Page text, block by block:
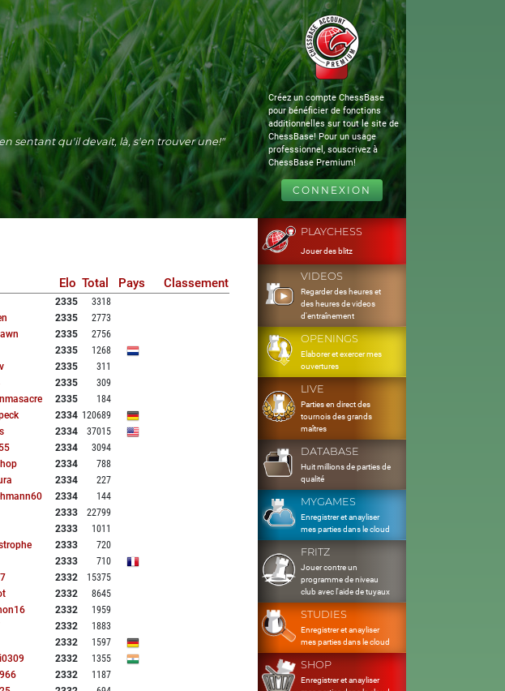
sentant qu'il devait, là, s'en trouver une!"
Créez un compte ChessBase
pour bénéficier de fonctions
additionnelles sur tout le site de
ChessBase! Pour un usage
professionnel, souscrivez à
ChessBase Premium!
CONNEXION
Elo Total Pays Classement
2335
3318
2335
2773
2335
2756
2335
1268
2335
311
2335
309
2335
184
2334 120689
2334
37015
2334
3094
2334
788
2334
227
2334
144
2333
22799
2333
1011
2333
720
2333
710
2332
15375
2332
8645
2332
1959
2332
1883
2332
1597
2332
1355
2332
1187
PLAYCHESS
Jouer des blitz
VIDEOS
Regarder des heures et
des heures de videos
d'entraînement
OPENINGS
Elaborer et exercer mes
ouvertures
LIVE
Parties en direct des
tournois des grands
maîtres
DATABASE
Huit millions de parties de
qualité
MYGAMES
Enregistrer et anayliser
mes parties dans le cloud
FRITZ
Jouer contre un
programme de niveau
club avec l'aide de tuyaux
STUDIES
Enregistrer et anayliser
mes parties dans le cloud
SHOP
Enregistrer et anayliser